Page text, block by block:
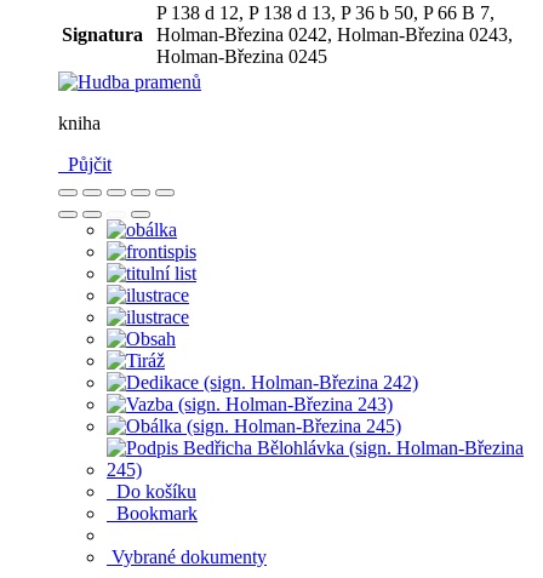
Signatura
P 138 d 12, P 138 d 13, P 36 b 50, P 66 B 7,
Holman-Březina 0242, Holman-Březina 0243,
Holman-Březina 0245
kniha
Půjčit
Do košíku
Bookmark
Vybrané dokumenty